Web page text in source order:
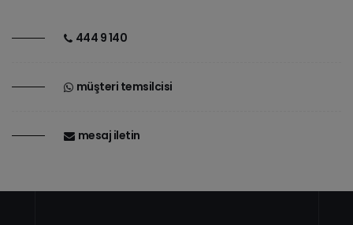
444 9 140
müşteri temsilcisi
mesaj i̇letin